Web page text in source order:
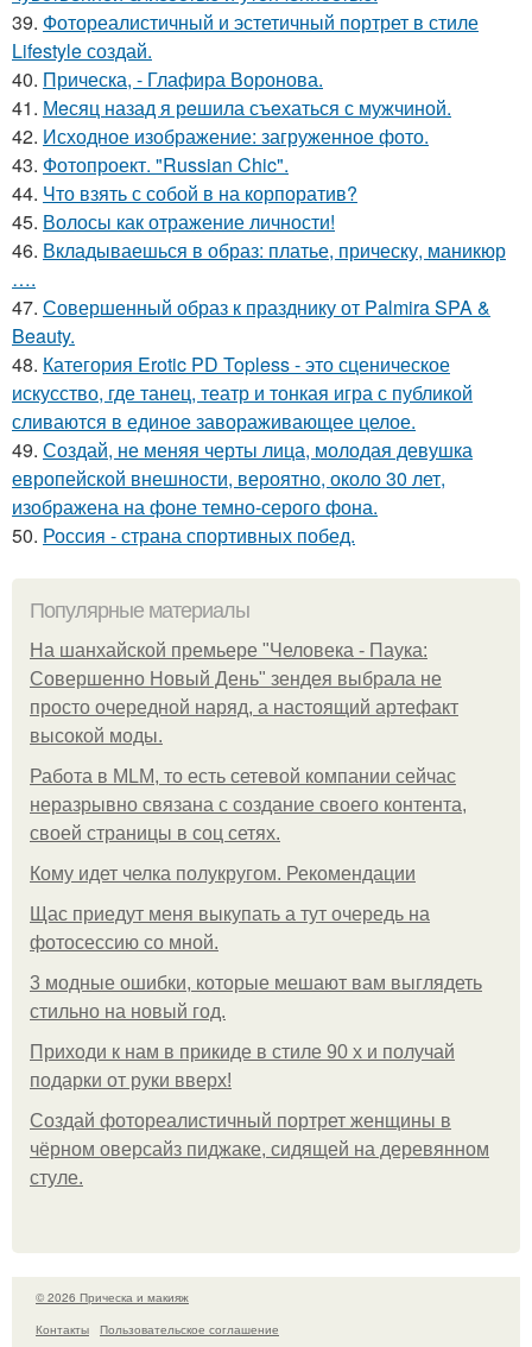
39. Фотореалистичный и эстетичный портрет в стиле
Lifestyle создай.
40. Прическа, - Глафира Воронова.
41. Мeсяц назад я рeшила съeхаться с мужчиной.
42. Исходное изображение: загруженное фото.
43. Фотопроект. "Russian Chic".
44. Что взять с собой в на корпоратив?
45. Волосы как отражение личности!
46. Вкладываешься в образ: платье, прическу, маникюр
….
47. Совершенный образ к празднику от Palmira SPA &
Beauty.
48. Категория Erotic PD Topless - это сценическое
искусство, где танец, театр и тонкая игра с публикой
сливаются в единое завораживающее целое.
49. Создай, не меняя черты лица, молодая девушка
европейской внешности, вероятно, около 30 лет,
изображена на фоне темно-серого фона.
50. Россия - страна спортивных побед.
Популярные материалы
На шанхайской премьере "Человека - Паука:
Совершенно Новый День" зендея выбрала не
просто очередной наряд, а настоящий артефакт
высокой моды.
Работа в MLM, то есть сетевой компании сейчас
неразрывно связана с создание своего контента,
своей страницы в соц сетях.
Кому идет челка полукругом. Рекомендации
Щас приедут меня выкупать а тут очередь на
фотосессию со мной.
3 модные ошибки, которые мешают вам выглядеть
стильно на новый год.
Приходи к нам в прикиде в стиле 90 х и получай
подарки от руки вверх!
Создай фотореалистичный портрет женщины в
чёрном оверсайз пиджаке, сидящей на деревянном
стуле.
© 2026 Прическа и макияж
Контакты
Пользовательское соглашение